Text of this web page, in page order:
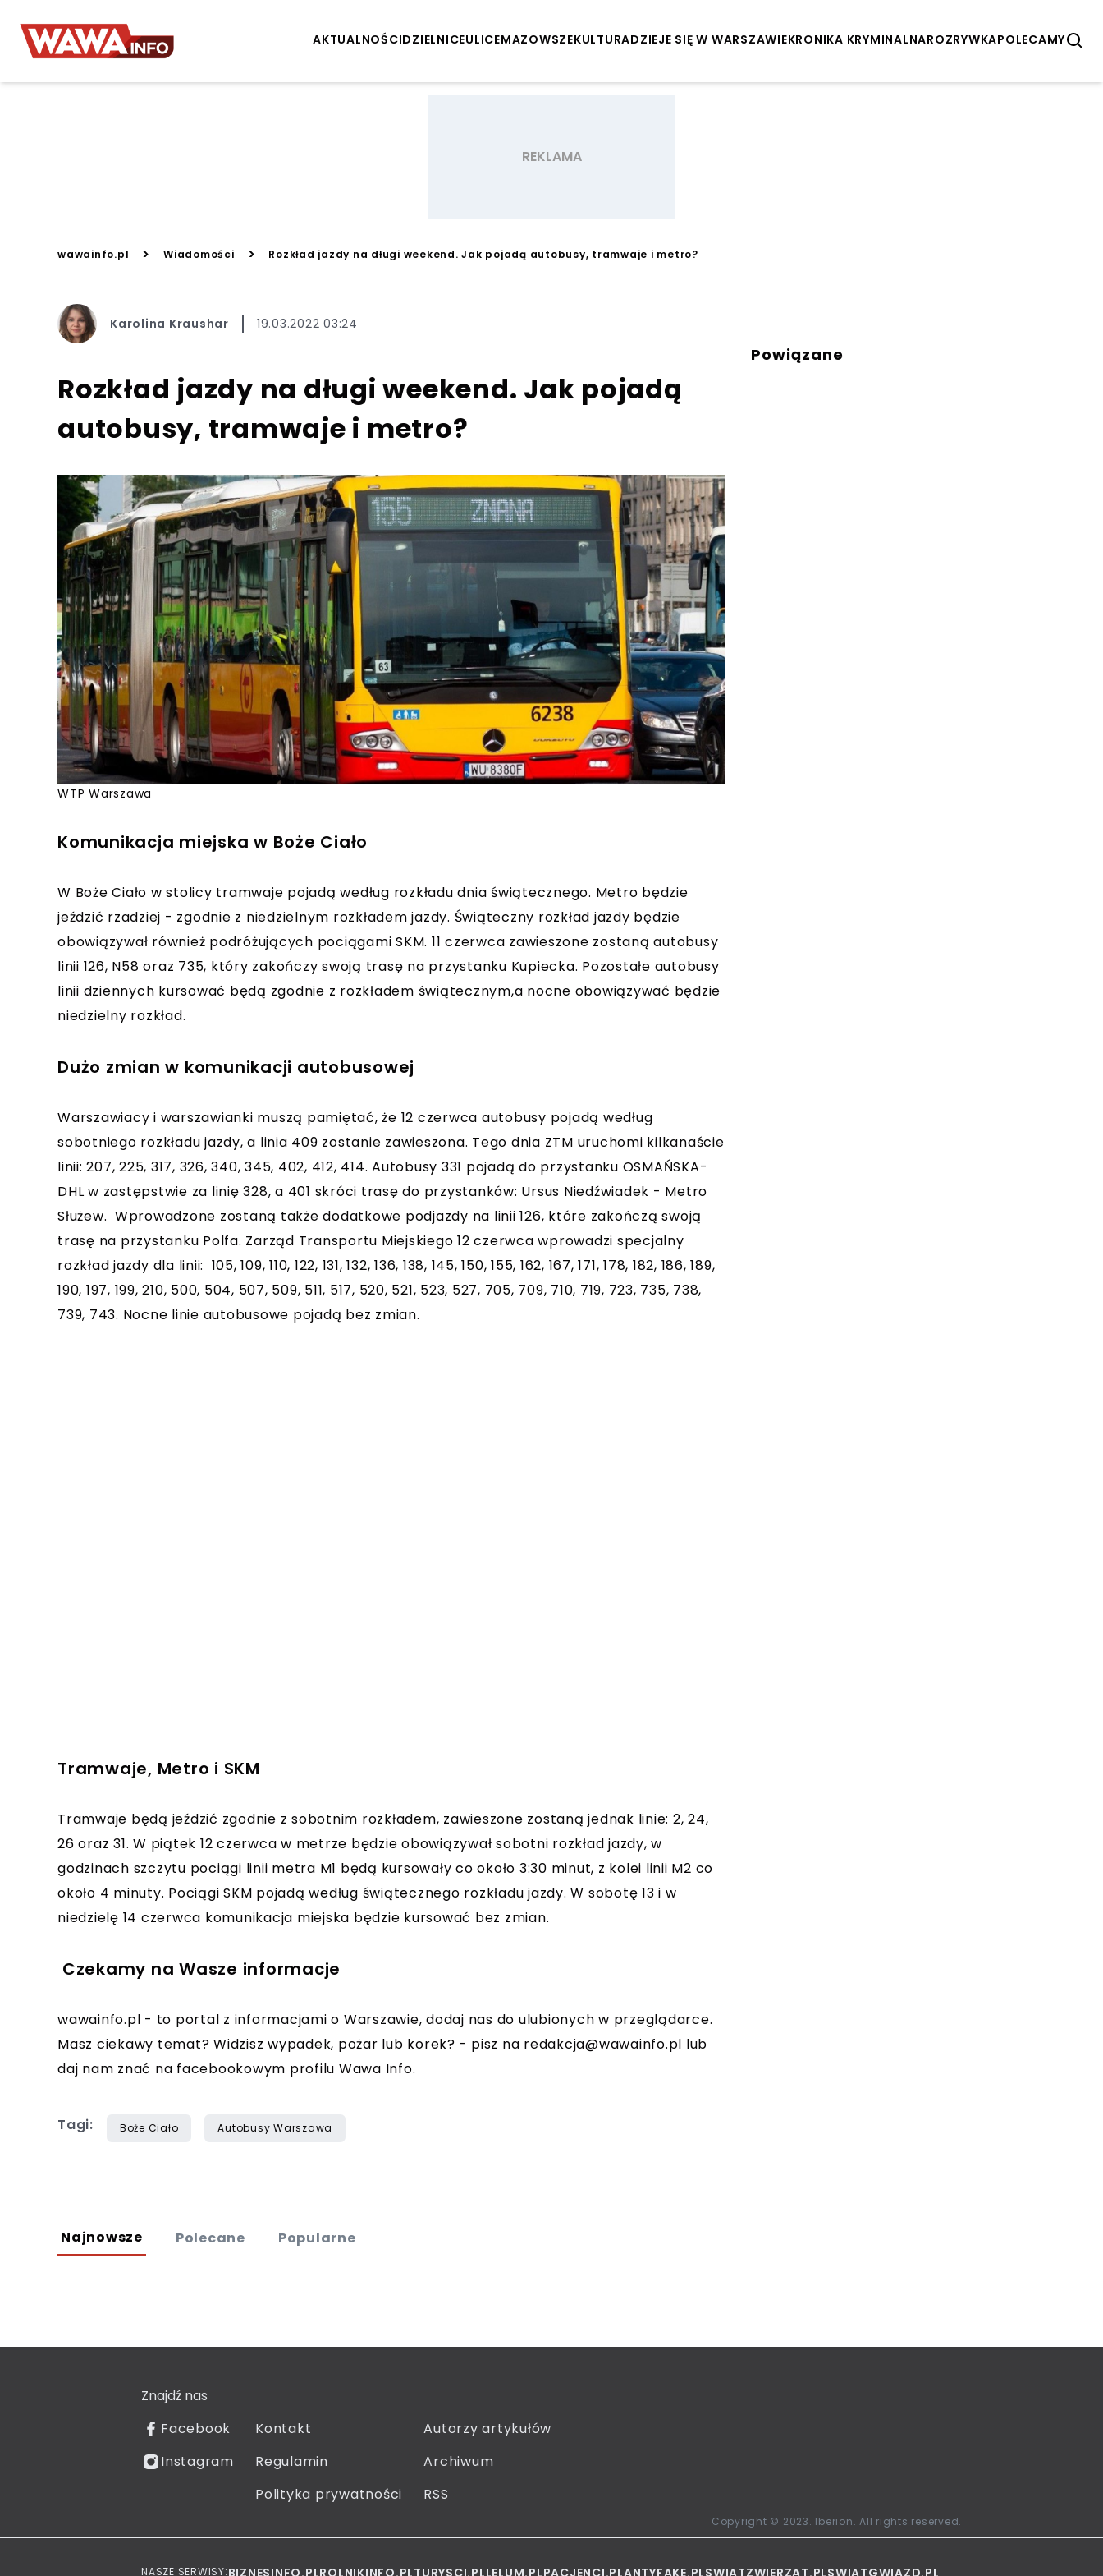
AKTUALNOŚCIDZIELNICEULICEMAZOWSZEKULTURADZIEJE SIĘ W WARSZAWIEKRONIKA KRYMINALNAROZRYWKAPOLECAMY
wawainfo.pl > Wiadomości > Rozkład jazdy na długi weekend. Jak pojadą autobusy, tramwaje i metro?
Karolina Kraushar 19.03.2022 03:24
Rozkład jazdy na długi weekend. Jak pojadą
autobusy, tramwaje i metro?
WTP Warszawa
Komunikacja miejska w Boże Ciało
W Boże Ciało w stolicy tramwaje pojadą według rozkładu dnia świątecznego. Metro będzie
jeździć rzadziej - zgodnie z niedzielnym rozkładem jazdy. Świąteczny rozkład jazdy będzie
obowiązywał również podróżujących pociągami SKM. 11 czerwca zawieszone zostaną autobusy
linii 126, N58 oraz 735, który zakończy swoją trasę na przystanku Kupiecka. Pozostałe autobusy
linii dziennych kursować będą zgodnie z rozkładem świątecznym,a nocne obowiązywać będzie
niedzielny rozkład.
Dużo zmian w komunikacji autobusowej
Warszawiacy i warszawianki muszą pamiętać, że 12 czerwca autobusy pojadą według
sobotniego rozkładu jazdy, a linia 409 zostanie zawieszona. Tego dnia ZTM uruchomi kilkanaście
linii: 207, 225, 317, 326, 340, 345, 402, 412, 414. Autobusy 331 pojadą do przystanku OSMAŃSKA-
DHL w zastępstwie za linię 328, a 401 skróci trasę do przystanków: Ursus Niedźwiadek - Metro
Służew. Wprowadzone zostaną także dodatkowe podjazdy na linii 126, które zakończą swoją
trasę na przystanku Polfa. Zarząd Transportu Miejskiego 12 czerwca wprowadzi specjalny
rozkład jazdy dla linii: 105, 109, 110, 122, 131, 132, 136, 138, 145, 150, 155, 162, 167, 171, 178, 182, 186, 189,
190, 197, 199, 210, 500, 504, 507, 509, 511, 517, 520, 521, 523, 527, 705, 709, 710, 719, 723, 735, 738,
739, 743. Nocne linie autobusowe pojadą bez zmian.
Tramwaje, Metro i SKM
Tramwaje będą jeździć zgodnie z sobotnim rozkładem, zawieszone zostaną jednak linie: 2, 24,
26 oraz 31. W piątek 12 czerwca w metrze będzie obowiązywał sobotni rozkład jazdy, w
godzinach szczytu pociągi linii metra M1 będą kursowały co około 3:30 minut, z kolei linii M2 co
około 4 minuty. Pociągi SKM pojadą według świątecznego rozkładu jazdy. W sobotę 13 i w
niedzielę 14 czerwca komunikacja miejska będzie kursować bez zmian.
Czekamy na Wasze informacje
wawainfo.pl - to portal z informacjami o Warszawie, dodaj nas do ulubionych w przeglądarce.
Masz ciekawy temat? Widzisz wypadek, pożar lub korek? - pisz na redakcja@wawainfo.pl lub
daj nam znać na facebookowym profilu Wawa Info.
Tagi: Boże Ciało Autobusy Warszawa
Powiązane
Najnowsze Polecane Popularne
Znajdź nas
Facebook
Instagram
Kontakt
Regulamin
Polityka prywatności
Autorzy artykułów
Archiwum
RSS
Copyright © 2023. Iberion. All rights reserved.
NASZE SERWISY:BIZNESINFO.PLROLNIKINFO.PLTURYSCI.PLLELUM.PLPACJENCI.PLANTYFAKE.PLSWIATZWIERZAT.PLSWIATGWIAZD.PL